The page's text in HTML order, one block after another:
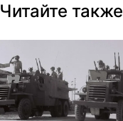
Читайте также